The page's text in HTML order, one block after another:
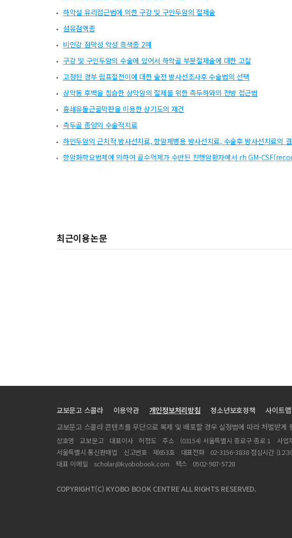
하악설 유리접근법에 의한 구강 및 구인두암의 절제술
섬유점액종
비인강 점막성 악성 흑색종 2예
구강 및 구인두암의 수술에 있어서 하악골 부분절제술에 대한 고찰
고정된 경부 림프절전이에 대한 술전 방사선조사후 수술법의 선택
상악동 후벽을 침습한 상악암의 절제를 위한 측두하와의 전방 접근법
흉쇄유돌근골막판을 이용한 상기도의 재건
측두골 종양의 수술적치료
하인두암의 근치적 방사선치료, 항암제병용 방사선치료, 수술후 방사선치료의
항암화학요법제에 의하여 골수억제가 수반된 진행암환자에서 rh GM-
항암약물요법후 골수억제가 수반된 진행암환자에서 rhGM-CSF의 제 2상 임상
유리피판술을 이용한 하인두 및 식도의 재건술
갑상선 결절에서의 암유전자 발현에 대한 연구
새성낭종의 임상적 고찰
비인강암에 대한 항암화학요법과 방사선치료의 복합요법
근원 불명 전이성 경부암의 방사선 치료 결과
후두유두종에서 One Hour In Situ Hybridization에 의한 인형 유두종바이러스
최근이용논문
교보문고 스콜라 이용약관 개인정보처리방침 청소년보호정책
사이트맵
교보문고 스콜라 콘텐츠를 무단으로 복제 및 배포할 경우 실정법에 따라 처벌받게
상호명 교보문고 대표이사 허정도 주소 (03154) 서울특별시 종로구 종로 1 사업
서울특별시 통신판매업
신고번호 제653호 대표전화
02-3156-3838 점심시간
대표 이메일
scholar@kyobobook.com 팩스 0502-987-5728
COPYRIGHT(C) KYOBO BOOK CENTRE ALL RIGHTS RESERVED.